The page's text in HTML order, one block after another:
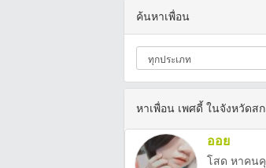
ค้นหาเพื่อน
หาเพื่อน เพศดี้ ในจังหวัดส
ออย
โสด หาคน